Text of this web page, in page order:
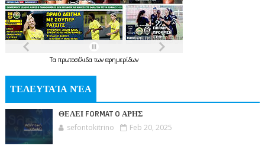
Τα πρωτοσέλιδατων εφημερίδων
ΤΕΛΕΥΤΑΊΑ ΝΈΑ
ΘΕΛΕΙ FORMAT O ΑΡΗΣ
sefontokitrino Feb 20, 2025